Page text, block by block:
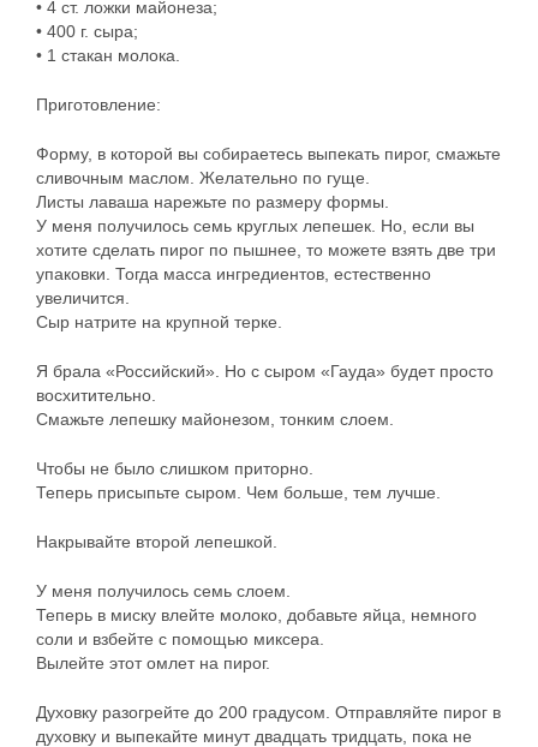
• 4 ст. ложки майонеза;
• 400 г. сыра;
• 1 стакан молока.
Приготовление:
Форму, в которой вы собираетесь выпекать пирог, смажьте
сливочным маслом. Желательно по гуще.
Листы лаваша нарежьте по размеру формы.
У меня получилось семь круглых лепешек. Но, если вы
хотите сделать пирог по пышнее, то можете взять две три
упаковки. Тогда масса ингредиентов, естественно
увеличится.
Сыр натрите на крупной терке.
Я брала «Российский». Но с сыром «Гауда» будет просто
восхитительно.
Смажьте лепешку майонезом, тонким слоем.
Чтобы не было слишком приторно.
Теперь присыпьте сыром. Чем больше, тем лучше.
Накрывайте второй лепешкой.
У меня получилось семь слоем.
Теперь в миску влейте молоко, добавьте яйца, немного
соли и взбейте с помощью миксера.
Вылейте этот омлет на пирог.
Духовку разогрейте до 200 градусом. Отправляйте пирог в
духовку и выпекайте минут двадцать тридцать, пока не